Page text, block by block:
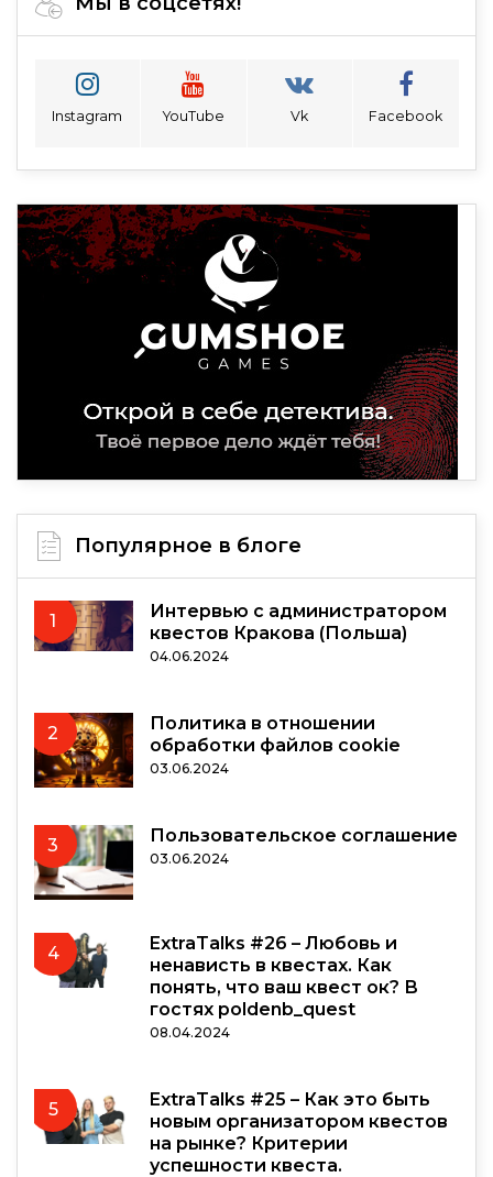
Instagram YouTube Vk Facebook
Популярное в блоге
1
Интервью с администратором
квестов Кракова (Польша)
04.06.2024
2
Политика в отношении
обработки файлов cookie
03.06.2024
3 Пользовательское соглашение
03.06.2024
4
ExtraTalks #26 – Любовь и
ненависть в квестах. Как
понять, что ваш квест ок? В
гостях poldenb_quest
08.04.2024
5
ExtraTalks #25 – Как это быть
новым организатором квестов
на рынке? Критерии
успешности квеста.